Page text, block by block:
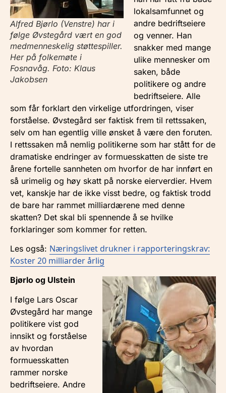
Alfred Bjørlo (Venstre) har i
følge Øvstegård vært en god
medmenneskelig støttespiller.
Her på folkemøte i
Fosnavåg. Foto: Klaus
Jakobsen
lokalsamfunnet og
andre bedriftseiere
og venner. Han
snakker med mange
ulike mennesker om
saken, både
politikere og andre
bedriftseiere. Alle
som får forklart den virkelige utfordringen, viser
forståelse. Øvstegård ser faktisk frem til rettssaken,
selv om han egentlig ville ønsket å være den foruten.
I rettssaken må nemlig politikerne som har stått for de
dramatiske endringer av formuesskatten de siste tre
årene fortelle sannheten om hvorfor de har innført en
så urimelig og høy skatt på norske eierverdier. Hvem
vet, kanskje har de ikke visst bedre, og faktisk trodd
de bare har rammet milliardærene med denne
skatten? Det skal bli spennende å se hvilke
forklaringer som kommer for retten.
Les også: Næringslivet drukner i rapporteringskrav:
Koster 20 milliarder årlig
Bjørlo og Ulstein
I følge Lars Oscar
Øvstegård har mange
politikere vist god
innsikt og forståelse
av hvordan
formuesskatten
rammer norske
bedriftseiere. Andre